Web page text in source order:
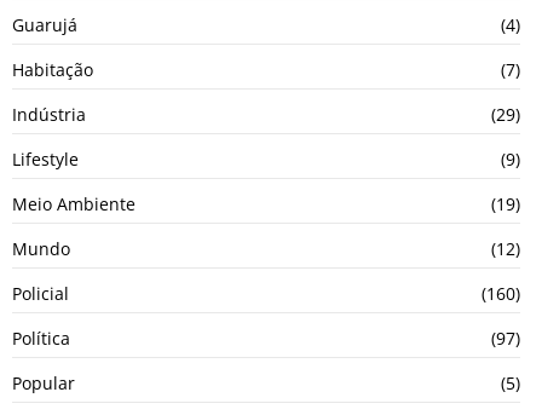
Guarujá
(4)
Habitação
(7)
Indústria
(29)
Lifestyle
(9)
Meio Ambiente
(19)
Mundo
(12)
Policial
(160)
Política
(97)
Popular
(5)